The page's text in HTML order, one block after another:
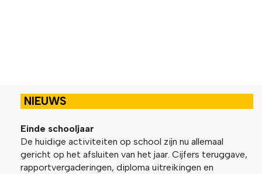
NIEUWS
Einde schooljaar
De huidige activiteiten op school zijn nu allemaal
gericht op het afsluiten van het jaar. Cijfers teruggave,
rapportvergaderingen, diploma uitreikingen en